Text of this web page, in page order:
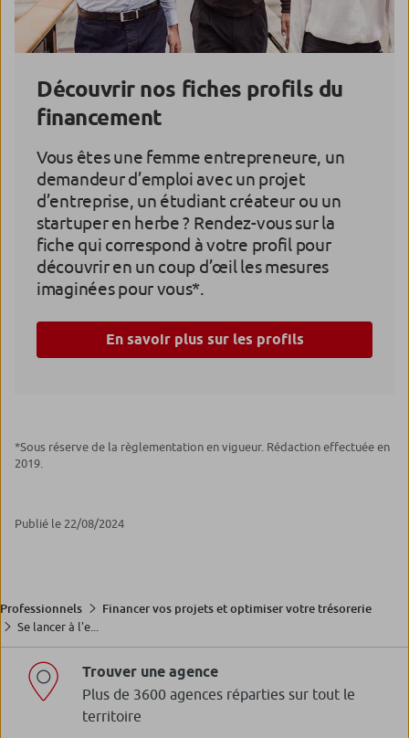
Découvrir nos fiches profils du
financement
Vous êtes une femme entrepreneure, un
demandeur d’emploi avec un projet
d’entreprise, un étudiant créateur ou un
startuper en herbe ? Rendez-vous sur la
fiche qui correspond à votre profil pour
découvrir en un coup d’œil les mesures
imaginées pour vous*.
En savoir plus sur les profils
*Sous réserve de la règlementation en vigueur. Rédaction effectuée en
2019.
Publié le 22/08/2024
Professionnels
Financer vos projets et optimiser votre trésorerie
Se lancer à l'e...
Trouver une agence
Plus de 3600 agences réparties sur tout le
territoire